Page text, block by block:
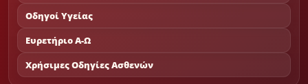
Οδηγοί Υγείας
Ευρετήριο Α-Ω
Χρήσιμες Οδηγίες Ασθενών